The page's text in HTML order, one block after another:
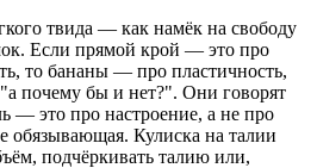
твида — как намёк на свободу
Если прямой крой — это про
то бананы — про пластичность,
почему бы и нет?". Они говорят
— это про настроение, а не про
обязывающая. Кулиска на талии
подчёркивать талию или,